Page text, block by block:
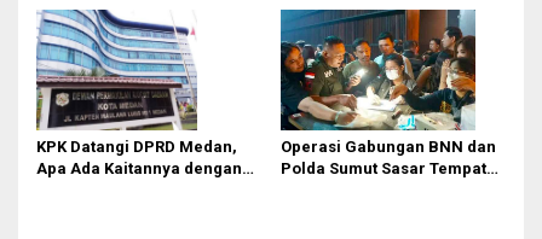
Hamil di Kawasan
Terowongan Pancasila
KPK Datangi DPRD Medan,
Apa Ada Kaitannya dengan
Operasi Gabungan BNN dan
Polda Sumut Sasar Tempat